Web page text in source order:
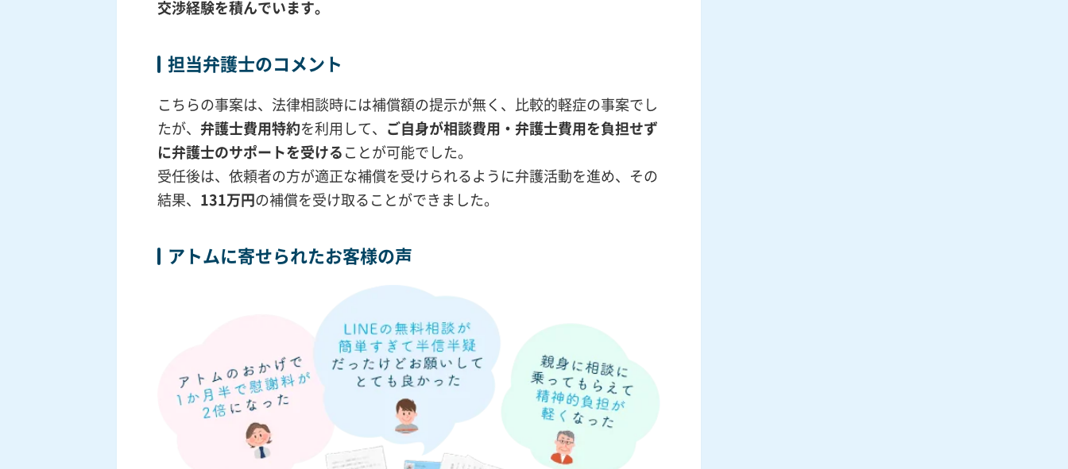
交渉経験を積んでいます。
担当弁護士のコメント
こちらの事案は、法律相談時には補償額の提示が無く、比較的軽症の事案でし
たが、弁護士費用特約を利用して、 ご自身が相談費用・弁護士費用を負担せず
に弁護士のサポートを受ける ことが可能でした。
受任後は、依頼者の方が適正な補償を受けられるように弁護活動を進め、その
結果、 131万円 の補償を受け取ることができました。
アトムに寄せられたお客様の声